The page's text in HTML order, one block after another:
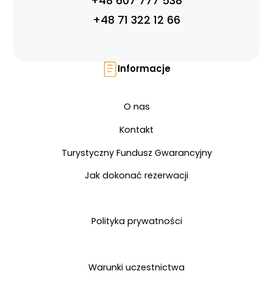
Wyprawy Nurkowe
Gdzie i kiedy nurkować
Blog
Kontakt
+48 71 322 12 66
Informacje
O nas
Kontakt
Turystyczny Fundusz Gwarancyjny
Jak dokonać rezerwacji
Polityka prywatności
Warunki uczestnictwa